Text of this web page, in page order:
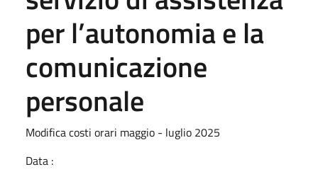
per l’autonomia e la
comunicazione
personale
Modifica costi orari maggio - luglio 2025
Data :